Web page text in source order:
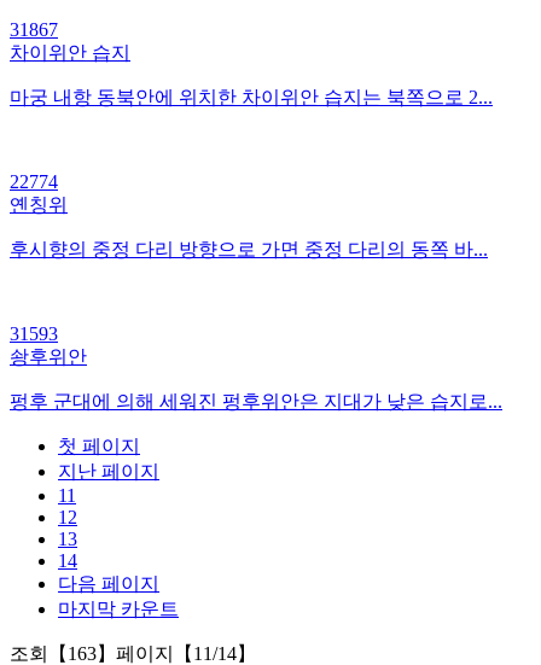
31867
차이위안 습지
마궁 내항 동북안에 위치한 차이위안 습지는 북쪽으로 2...
22774
옌칭위
후시향의 중정 다리 방향으로 가면 중정 다리의 동쪽 바...
31593
솽후위안
펑후 군대에 의해 세워진 펑후위안은 지대가 낮은 습지로...
첫 페이지
지난 페이지
11
12
13
14
다음 페이지
마지막 카운트
조회【163】페이지【11/14】